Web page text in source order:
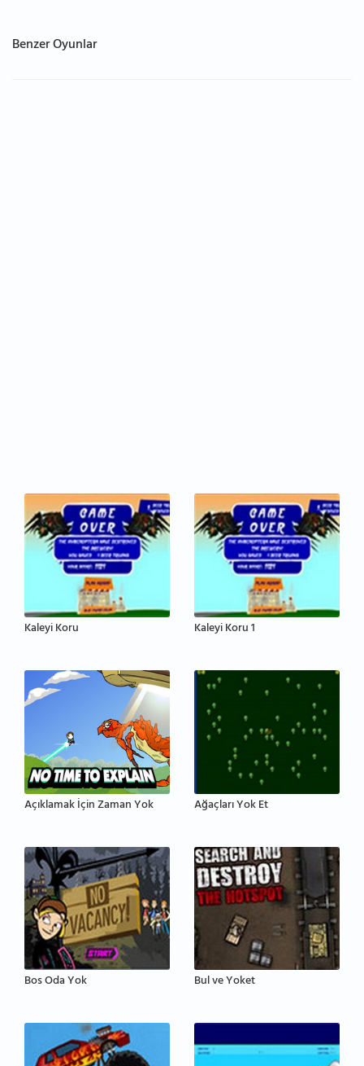
Benzer Oyunlar
Kaleyi Koru Kaleyi Koru 1
Açıklamak İçin Zaman Yok Ağaçları Yok Et
Bos Oda Yok Bul ve Yoket